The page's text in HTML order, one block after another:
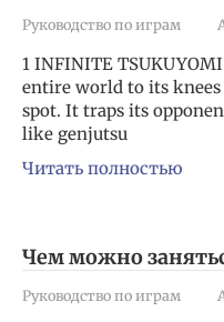
Руководство по играм
1 INFINITE
entire world to its
spot. It traps its
like genjutsu
Читать полностью
Чем можно
Руководство по играм